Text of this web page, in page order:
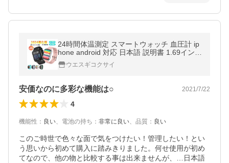
24時間体温測定 スマートウォッチ 血圧計 ip
hone android 対応 日本語 説明書 1.69インチ
大画面 スマートブレスレット 着信通知 睡眠
測定 2024最新
ウエスギコクサイ
安価なのに多彩な機能は○ 2021/7/22
4
機能性 ： 良い、 電池の持ち ： 非常に良い、 品質 ： 良い
このご時世で色々な面で気をつけたい！管理したい！とい
う思いから初めて購入に踏みきりました。何せ使用が初め
てなので、他の物と比較する事は出来ませんが、…日本語